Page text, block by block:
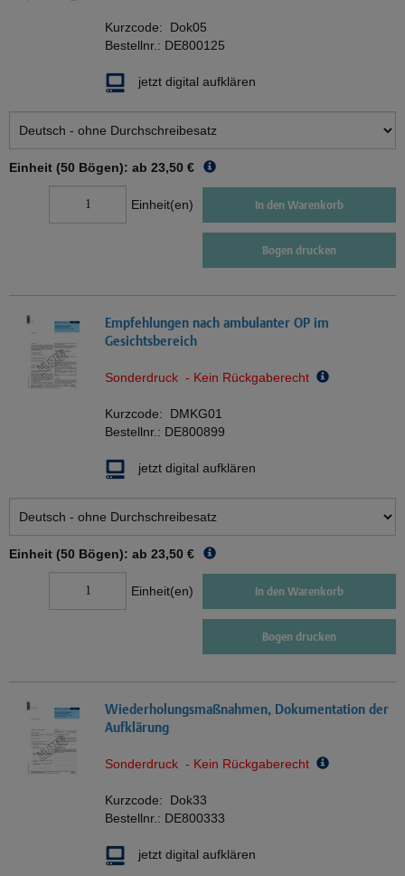
Kurzcode: Dok05
Bestellnr.: DE800125
jetzt digital aufklären
Einheit (50 Bögen): ab 23,50 €
Einheit(en) In den Warenkorb
Bogen drucken
Empfehlungen nach ambulanter OP im
Gesichtsbereich
Sonderdruck - Kein Rückgaberecht
Kurzcode: DMKG01
Bestellnr.: DE800899
jetzt digital aufklären
Einheit (50 Bögen): ab 23,50 €
Einheit(en) In den Warenkorb
Bogen drucken
Wiederholungsmaßnahmen, Dokumentation der
Aufklärung
Sonderdruck - Kein Rückgaberecht
Kurzcode: Dok33
Bestellnr.: DE800333
jetzt digital aufklären